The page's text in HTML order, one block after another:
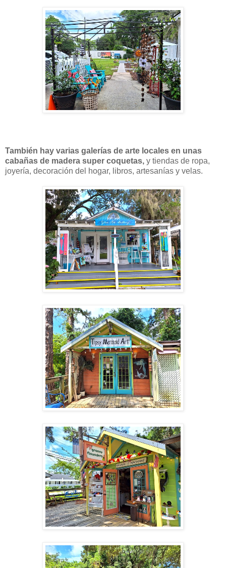
También hay varias galerías de arte locales en unas
cabañas de madera super coquetas, y tiendas de ropa,
joyería, decoración del hogar, libros, artesanías y velas.